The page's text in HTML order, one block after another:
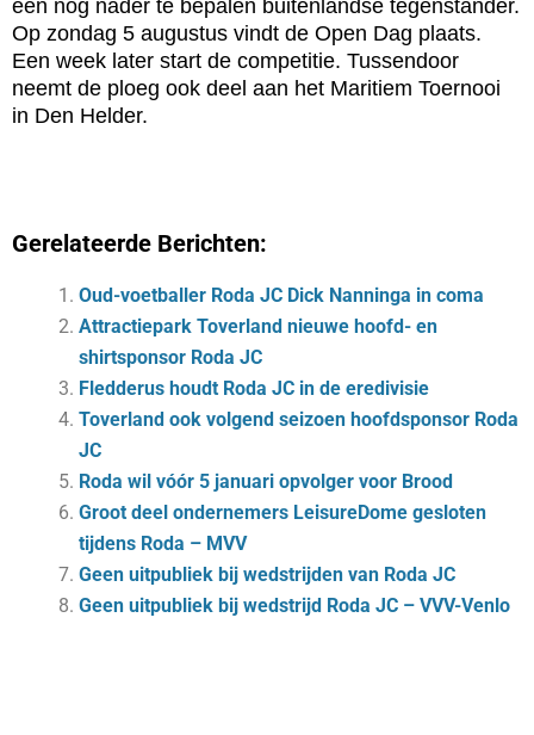
een nog nader te bepalen buitenlandse tegenstander.
Op zondag 5 augustus vindt de Open Dag plaats.
Een week later start de competitie. Tussendoor
neemt de ploeg ook deel aan het Maritiem Toernooi
in Den Helder.
Gerelateerde Berichten:
Oud-voetballer Roda JC Dick Nanninga in coma
Attractiepark Toverland nieuwe hoofd- en
shirtsponsor Roda JC
Fledderus houdt Roda JC in de eredivisie
Toverland ook volgend seizoen hoofdsponsor Roda
JC
Roda wil vóór 5 januari opvolger voor Brood
Groot deel ondernemers LeisureDome gesloten
tijdens Roda – MVV
Geen uitpubliek bij wedstrijden van Roda JC
Geen uitpubliek bij wedstrijd Roda JC – VVV-Venlo